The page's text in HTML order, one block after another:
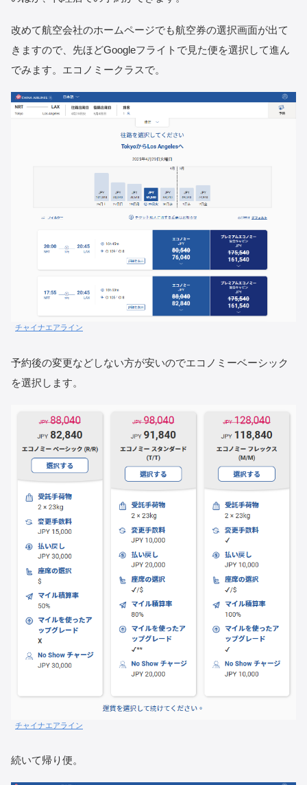
改めて航空会社のホームページでも航空券の選択画面が出て
きますので、先ほどGoogleフライトで見た便を選択して進ん
でみます。エコノミークラスで。
チャイナエアライン
予約後の変更などしない方が安いのでエコノミーベーシック
を選択します。
チャイナエアライン
続いて帰り便。